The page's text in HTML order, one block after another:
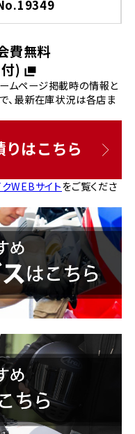
費無料
)
ムページ掲載時の情報と
、最新在庫状況は各店ま
はこちら
WEBサイトをご覧くださ
前
子園